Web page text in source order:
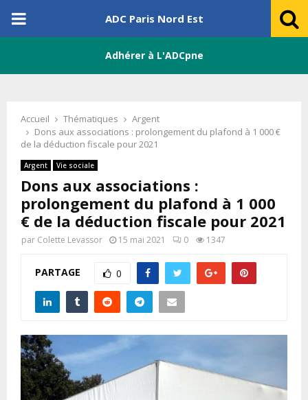
PRIMARY
ADC Paris Nord Est
Adhérer à L'ADCpne
Accueil Thématiques
Argent
Dons aux associations : prolongement du plafond à 1 000 €
de la déduction fiscale pour 2021
Argent Vie sociale
Dons aux associations :
prolongement du plafond à 1 000
€ de la déduction fiscale pour 2021
par Colette Levassor 15 mai 2021 0 1347
PARTAGE 0